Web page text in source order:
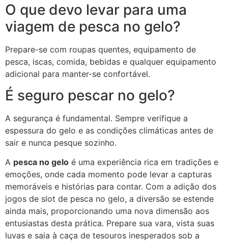
O que devo levar para uma
viagem de pesca no gelo?
Prepare-se com roupas quentes, equipamento de
pesca, iscas, comida, bebidas e qualquer equipamento
adicional para manter-se confortável.
É seguro pescar no gelo?
A segurança é fundamental. Sempre verifique a
espessura do gelo e as condições climáticas antes de
sair e nunca pesque sozinho.
A pesca no gelo é uma experiência rica em tradições e
emoções, onde cada momento pode levar a capturas
memoráveis e histórias para contar. Com a adição dos
jogos de slot de pesca no gelo, a diversão se estende
ainda mais, proporcionando uma nova dimensão aos
entusiastas desta prática. Prepare sua vara, vista suas
luvas e saia à caça de tesouros inesperados sob a